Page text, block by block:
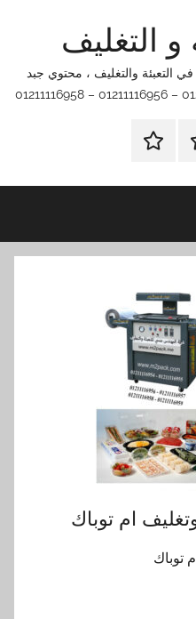
و التغليف
التعبئة والتغليف ، محتوي جبد
اتـصـل
في
التي
ام توباك
توباك